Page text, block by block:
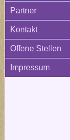
Partner
Kontakt
Offene Stellen
Impressum